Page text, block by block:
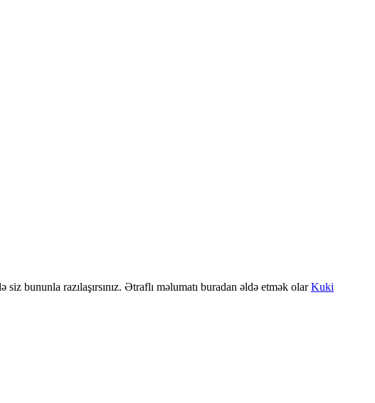
bununla razılaşırsınız. Ətraflı məlumatı buradan əldə etmək olarKuki